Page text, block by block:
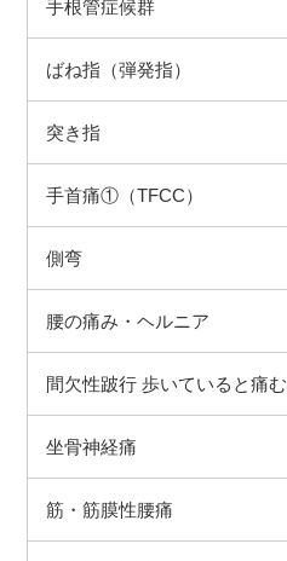
手根管症候群
ばね指（弾発指）
突き指
手首痛①（TFCC）
側弯
腰の痛み・ヘルニア
間欠性跛行 歩いていると痛む
坐骨神経痛
筋・筋膜性腰痛